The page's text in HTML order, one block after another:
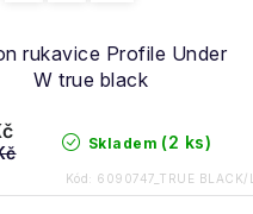
rukavice Profile Under
W true black
Skladem (2 ks)
Kód: 6090747_TRUE BLACK/L